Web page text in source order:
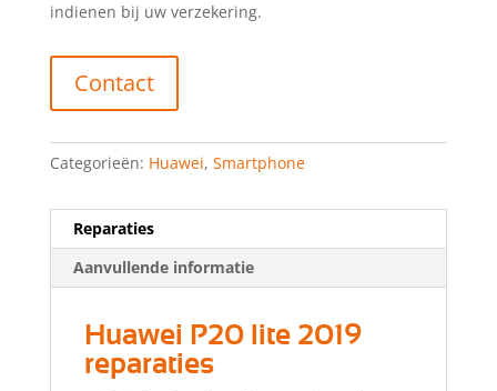
indienen bij uw verzekering.
Contact
Categorieën: Huawei, Smartphone
Reparaties
Aanvullende informatie
Huawei P20 lite 2019
reparaties